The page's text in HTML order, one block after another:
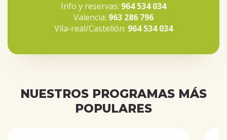
Info y reservas: 964 534 034
Valencia: 963 286 796
Vila-real/Castellón: 964 534 034
NUESTROS PROGRAMAS MÁS
POPULARES